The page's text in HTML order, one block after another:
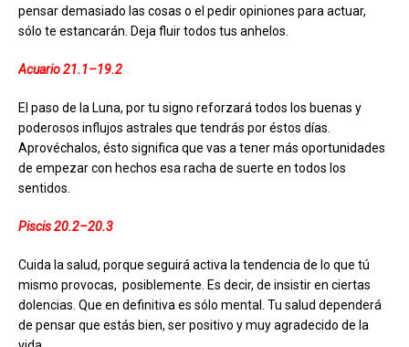
pensar demasiado las cosas o el pedir opiniones para actuar,
sólo te estancarán. Deja fluir todos tus anhelos.
Acuario 21.1–19.2
El paso de la Luna, por tu signo reforzará todos los buenas y
poderosos influjos astrales que tendrás por éstos días.
Aprovéchalos, ésto significa que vas a tener más oportunidades
de empezar con hechos esa racha de suerte en todos los
sentidos.
Piscis 20.2–20.3
Cuida la salud, porque seguirá activa la tendencia de lo que tú
mismo provocas, posiblemente. Es decir, de insistir en ciertas
dolencias. Que en definitiva es sólo mental. Tu salud dependerá
de pensar que estás bien, ser positivo y muy agradecido de la